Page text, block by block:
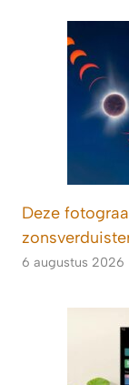
Deze
6 augustus 2026